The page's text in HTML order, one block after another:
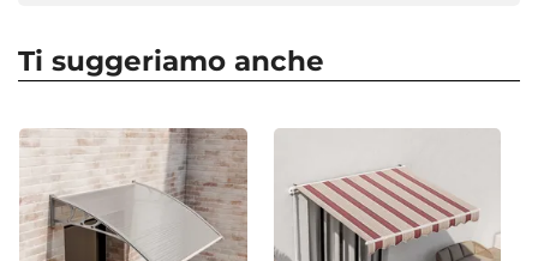
Dimensioni
Altezza
39 cm
Colore
Crema
Ti suggeriamo anche